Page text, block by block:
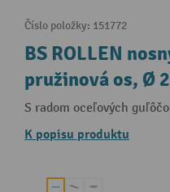
Číslo položky: 151772
BS ROLLEN
pružinová os, Ø
S radom oceľových
K popisu produktu